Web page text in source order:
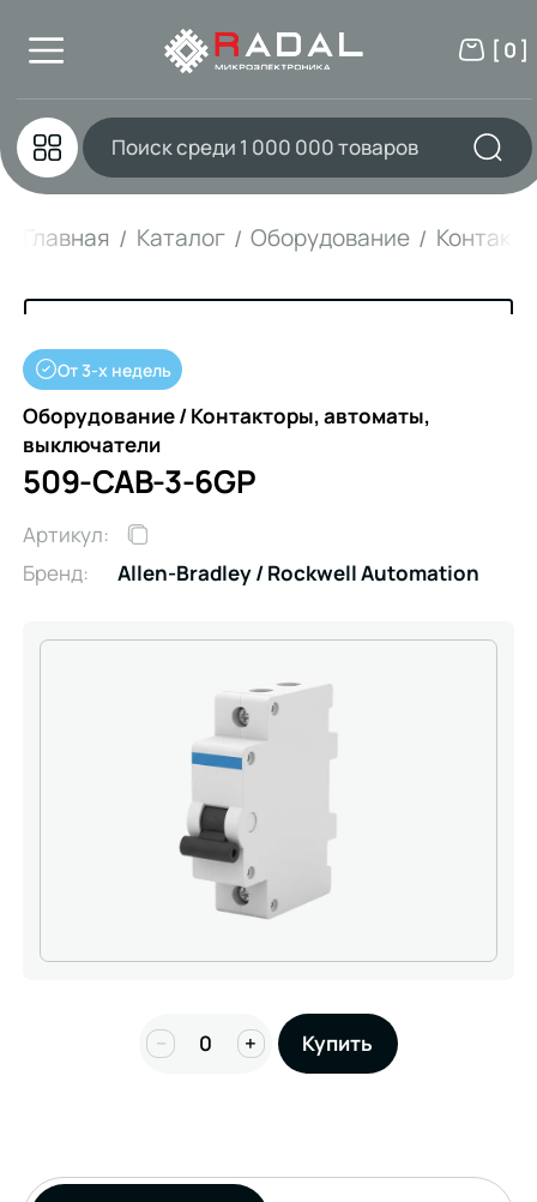
[ 0 ]
Главная Каталог Оборудование
От 3-х недель
Оборудование / Контакторы, автоматы,
выключатели
509-CAB-3-6GP
Артикул:
Бренд:
Allen-Bradley / Rockwell Automation
− + Купить